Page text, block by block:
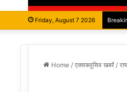
Friday, August 7 2026
Home /एक्सक्लूसिव खबरें /